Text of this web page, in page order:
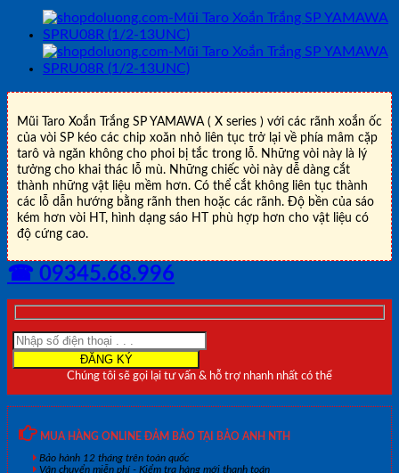
Mũi Taro Xoắn Trắng SP YAMAWA ( X series ) với các rãnh xoắn ốc
của vòi SP kéo các chip xoăn nhỏ liên tục trở lại về phía mâm cặp
tarô và ngăn không cho phoi bị tắc trong lỗ. Những vòi này là lý
tưởng cho khai thác lỗ mù. Những chiếc vòi này dễ dàng cắt
thành những vật liệu mềm hơn. Có thể cắt không liên tục thành
các lỗ dẫn hướng bằng rãnh then hoặc các rãnh. Độ bền của sáo
kém hơn vòi HT, hình dạng sáo HT phù hợp hơn cho vật liệu có
độ cứng cao.
☎ 09345.68.996
Chúng tôi sẽ gọi lại tư vấn & hỗ trợ nhanh nhất có thể
MUA HÀNG ONLINE ĐẢM BẢO TẠI BẢO ANH NTH
Bảo hành 12 tháng trên toàn quốc
Vận chuyển miễn phí - Kiểm tra hàng mới thanh toán